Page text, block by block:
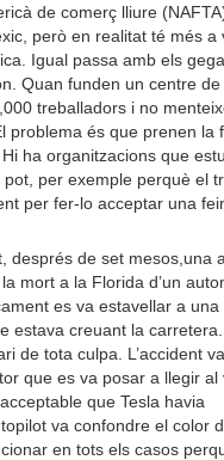
de comerç lliure
però en realitat té més a
Igual passa amb els
Quan funden un centre de
treballadors i no
problema és que prenen la
ha organitzacions que
per exemple perquè el
per fer-lo acceptar una
després de set mesos,una
mort a la Florida d’un
es va estavellar a una
estava creuant la carretera.
de tota culpa. L’accident
que es va posar a llegir al
que Tesla havia
va confondre el color
en tots els casos